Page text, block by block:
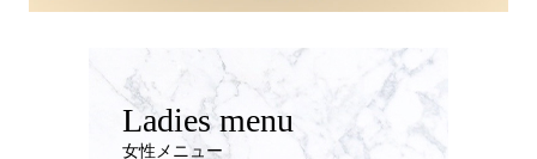
Ladies menu
女性メニュー